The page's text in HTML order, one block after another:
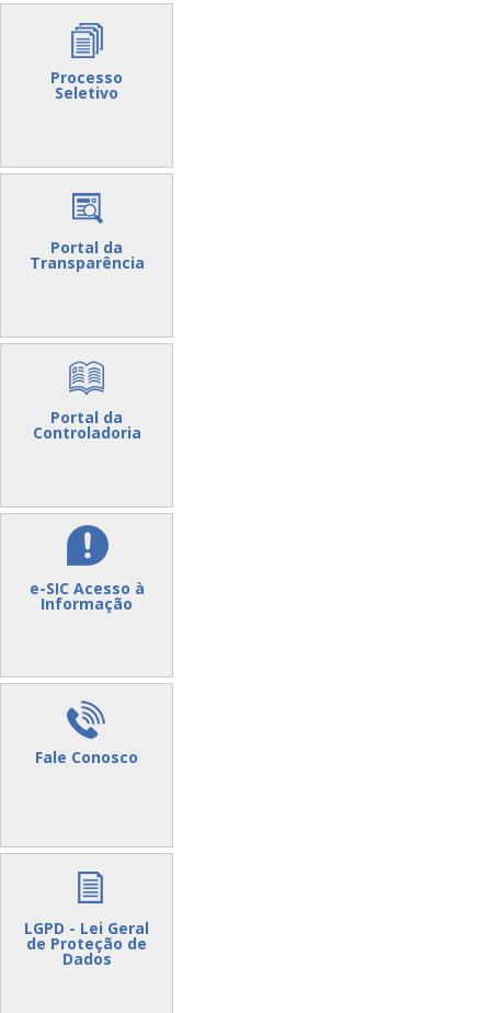
Processo
Seletivo
Portal da
Transparência
Portal da
Controladoria
e-SIC Acesso à
Informação
Fale Conosco
LGPD - Lei Geral
de Proteção de
Dados